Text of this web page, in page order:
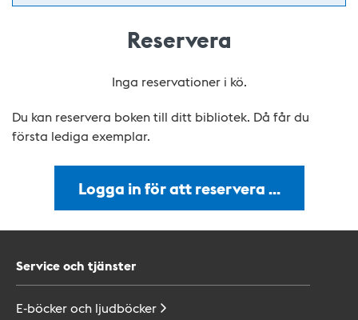
Reservera
Inga reservationer i kö.
Du kan reservera boken till ditt bibliotek. Då får du
första lediga exemplar.
Logga in för att reservera …
Service och tjänster
E-böcker och ljudböcker